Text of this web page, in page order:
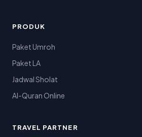
PRODUK
Paket Umroh
Paket LA
Jadwal Sholat
Al-Quran Online
TRAVEL PARTNER